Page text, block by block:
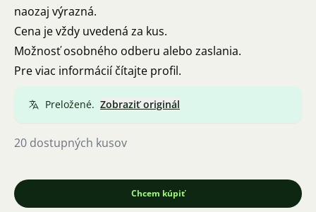
naozaj výrazná.
Cena je vždy uvedená za kus.
Možnosť osobného odberu alebo zaslania.
Pre viac informácií čítajte profil.
Preložené. Zobraziť originál
20 dostupných kusov
Chcem kúpiť